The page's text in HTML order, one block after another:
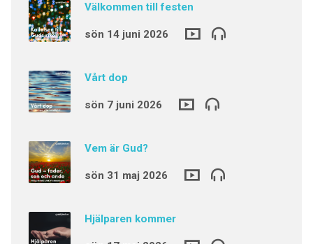
Välkommen till festen
sön 14 juni 2026
Vårt dop
sön 7 juni 2026
Vem är Gud?
sön 31 maj 2026
Hjälparen kommer